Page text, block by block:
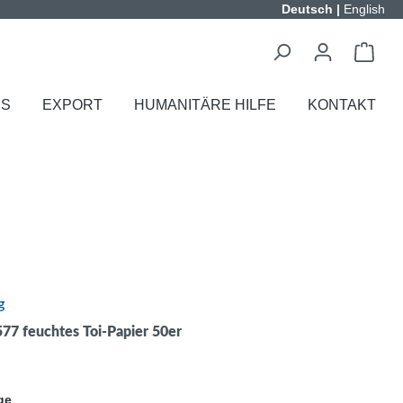
Deutsch | English
EXPORT HUMANITÄRE HILFE KONTAKT
feuchtes Toi-Papier 50er